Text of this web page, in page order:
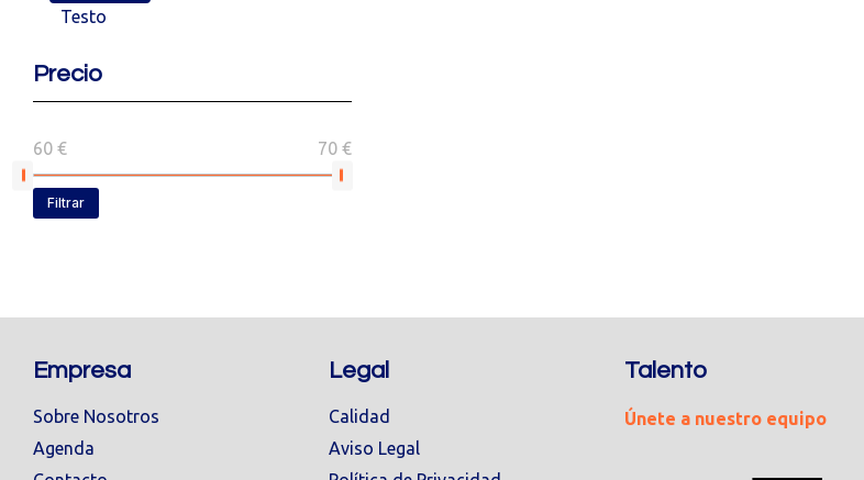
Testo
Precio
60 € 70 €
Filtrar
Empresa
Sobre Nosotros
Agenda
Legal
Calidad
Aviso Legal
Talento
Únete a nuestro equipo